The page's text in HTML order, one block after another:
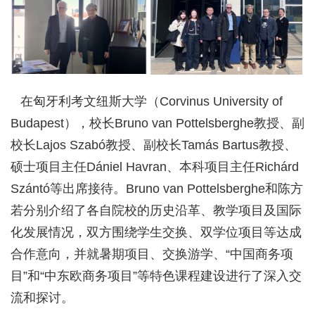
在匈牙利考文纽斯大学（Corvinus University of
Budapest），校长Bruno van Pottelsberghe教授、副
校长Lajos Szabó教授、副校长Tamás Bartus教授、
硕士项目主任Dániel Havran、本科项目主任Richárd
Szántó等出席接待。Bruno van Pottelsberghe和陈方
若分别介绍了各自院校的历史沿革、教学项目及国际
化发展情况，双方围绕学生交换、双学位项目等达成
合作意向，并就暑期项目、交换游学、“中国商务项
目”和“中东欧商务项目”等特色课程建设进行了深入交
流和探讨。